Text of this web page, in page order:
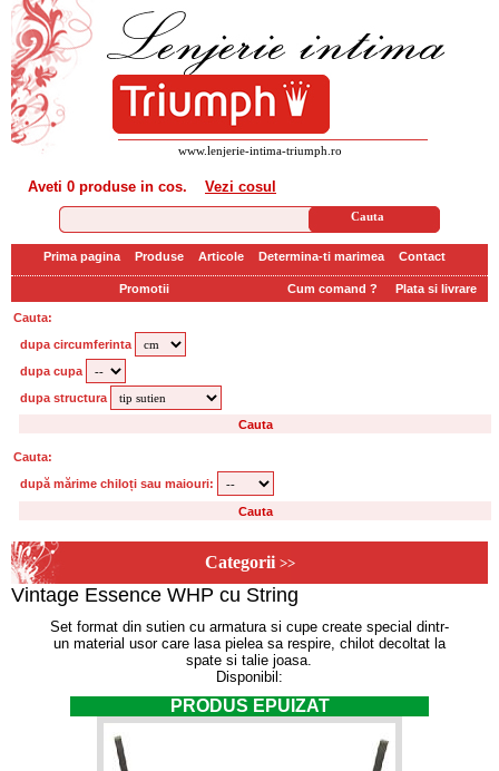
www.lenjerie-intima-triumph.ro
Aveti 0 produse in cos. Vezi cosul
Prima pagina Produse Articole Determina-ti marimea Contact
Promotii Cum comand ? Plata si livrare
Cauta:
dupa circumferinta
dupa cupa
dupa structura
Cauta:
după mărime chiloți sau maiouri:
Categorii >>
Vintage Essence WHP cu String
Set format din sutien cu armatura si cupe create special dintr-
un material usor care lasa pielea sa respire, chilot decoltat la
spate si talie joasa.
Disponibil:
PRODUS EPUIZAT